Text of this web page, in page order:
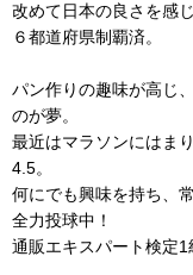
改めて日本の良さを感
６都道府県制覇済。
パン作りの趣味が高じ
のが夢。
最近はマラソンにはま
4.5。
何にでも興味を持ち、
全力投球中！
通販エキスパート検定1